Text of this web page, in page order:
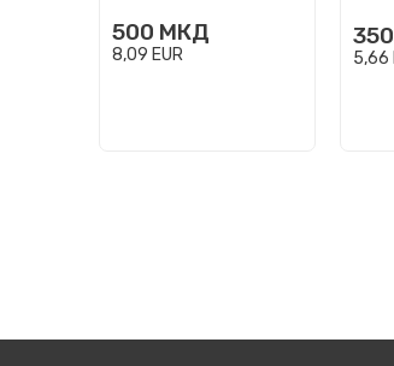
500 МКД
8,09 EUR
350
5,66